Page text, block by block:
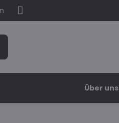
Über uns